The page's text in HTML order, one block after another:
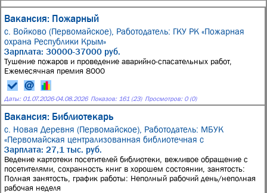
Вакансия: Пожарный
с. Войково (Первомайское), Работодатель: ГКУ РК «Пожарная
охрана Республики Крым»
Зарплата: 30000-37000 руб.
Тушение пожаров и проведение аварийно-спасательных работ,
Ежемесячная премия 8000
Даты: 01.07.2026-04.08.2026 Показов: 161 (23) Просмотров: 0 (0)
Вакансия: Библиотекарь
с. Новая Деревня (Первомайское), Работодатель: МБУК
«Первомайская централизованная библиотечная с
Зарплата: 27,1 тыс. руб.
Ведение картотеки посетителей библиотеки, вежливое обращение с
посетителями, сохранность книг в хорошем состоянии, занятость:
Полная занятость, график работы: Неполный рабочий день/неполная
рабочая неделя